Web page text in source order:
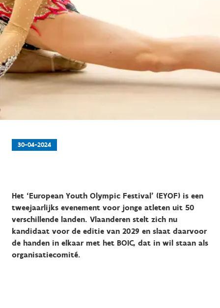
30-04-2024
Het ‘European Youth Olympic Festival’ (EYOF) is een
tweejaarlijks evenement voor jonge atleten uit 50
verschillende landen. Vlaanderen stelt zich nu
kandidaat voor de editie van 2029 en slaat daarvoor
de handen in elkaar met het BOIC, dat in wil staan als
organisatiecomité.